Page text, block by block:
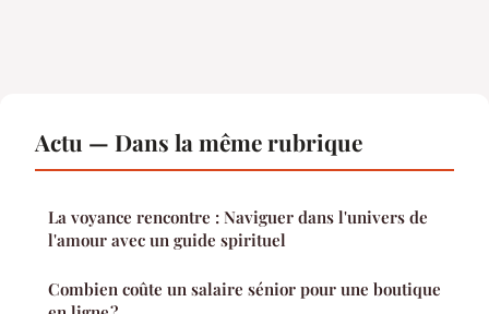
Actu — Dans la même rubrique
La voyance rencontre : Naviguer dans l'univers de
l'amour avec un guide spirituel
Combien coûte un salaire sénior pour une boutique